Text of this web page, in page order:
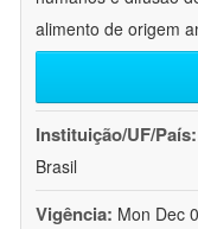
alimento de origem
Instituição/UF/País:
Brasil
Vigência: Mon Dec